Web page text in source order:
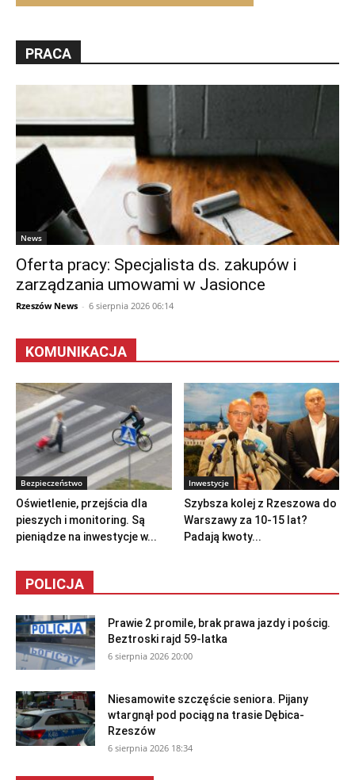
PRACA
News
Oferta pracy: Specjalista ds. zakupów i
zarządzania umowami w Jasionce
Rzeszów News - 6 sierpnia 2026 06:14
KOMUNIKACJA
Bezpieczeństwo
Oświetlenie, przejścia dla
pieszych i monitoring. Są
pieniądze na inwestycje w...
Inwestycje
Szybsza kolej z Rzeszowa do
Warszawy za 10-15 lat?
Padają kwoty...
POLICJA
Prawie 2 promile, brak prawa jazdy i pościg.
Beztroski rajd 59-latka
6 sierpnia 2026 20:00
Niesamowite szczęście seniora. Pijany
wtargnął pod pociąg na trasie Dębica-
Rzeszów
6 sierpnia 2026 18:34